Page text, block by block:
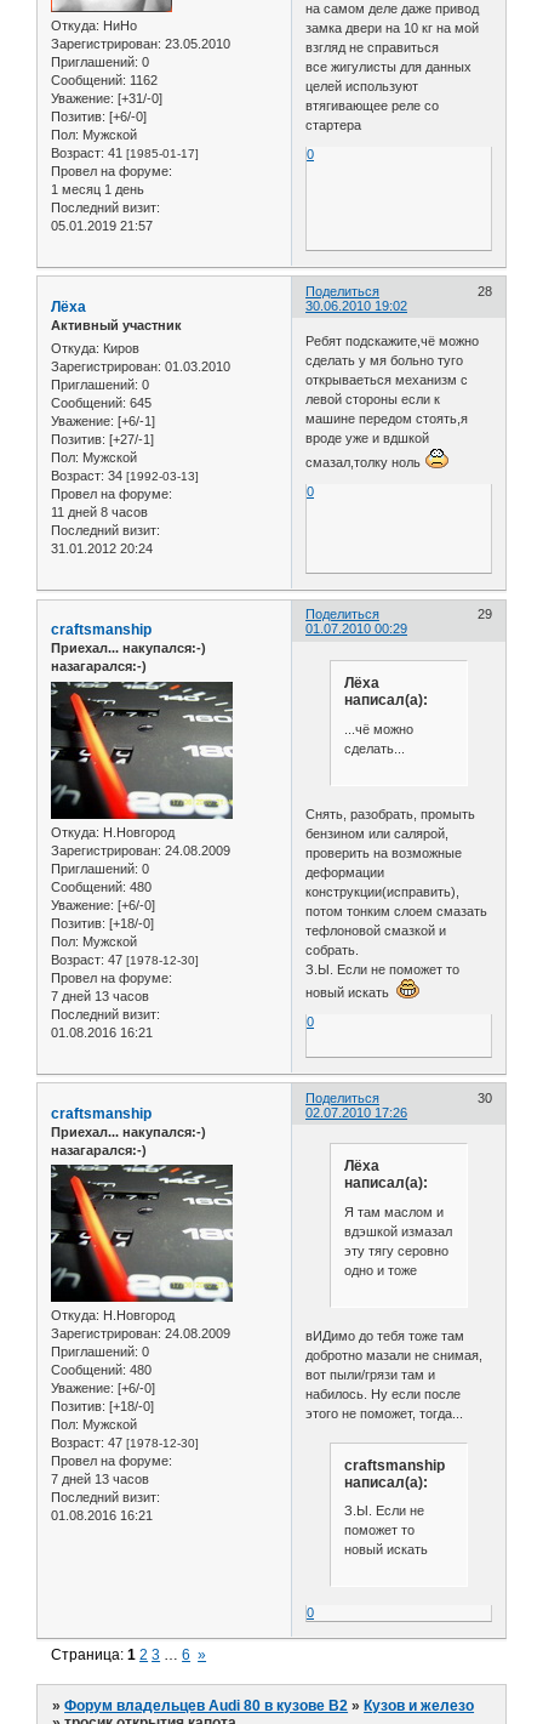
Откуда: НиНо
Зарегистрирован: 23.05.2010
Приглашений: 0
Сообщений: 1162
Уважение: [+31/-0]
Позитив: [+6/-0]
Пол: Мужской
Возраст: 41 [1985-01-17]
Провел на форуме:
1 месяц 1 день
Последний визит:
05.01.2019 21:57
на самом деле даже привод
замка двери на 10 кг на мой
взгляд не справиться
все жигулисты для данных
целей используют
втягивающее реле со
стартера
0
Поделиться
28
30.06.2010 19:02
Лёха
Активный участник
Откуда: Киров
Зарегистрирован: 01.03.2010
Приглашений: 0
Сообщений: 645
Уважение: [+6/-1]
Позитив: [+27/-1]
Пол: Мужской
Возраст: 34 [1992-03-13]
Провел на форуме:
11 дней 8 часов
Последний визит:
31.01.2012 20:24
Ребят подскажите,чё можно
сделать у мя больно туго
открываеться механизм с
левой стороны если к
машине передом стоять,я
вроде уже и вдшкой
смазал,толку ноль
0
Поделиться
29
01.07.2010 00:29
craftsmanship
Приехал... накупался:-)
назагарался:-)
Откуда: Н.Новгород
Зарегистрирован: 24.08.2009
Приглашений: 0
Сообщений: 480
Уважение: [+6/-0]
Позитив: [+18/-0]
Пол: Мужской
Возраст: 47 [1978-12-30]
Провел на форуме:
7 дней 13 часов
Последний визит:
01.08.2016 16:21
Лёха
написал(а):
...чё можно
сделать...
Снять, разобрать, промыть
бензином или салярой,
проверить на возможные
деформации
конструкции(исправить),
потом тонким слоем смазать
тефлоновой смазкой и
собрать.
З.Ы. Если не поможет то
новый искать
0
Поделиться
30
02.07.2010 17:26
craftsmanship
Приехал... накупался:-)
назагарался:-)
Откуда: Н.Новгород
Зарегистрирован: 24.08.2009
Приглашений: 0
Сообщений: 480
Уважение: [+6/-0]
Позитив: [+18/-0]
Пол: Мужской
Возраст: 47 [1978-12-30]
Провел на форуме:
7 дней 13 часов
Последний визит:
01.08.2016 16:21
Лёха
написал(а):
Я там маслом и
вдэшкой измазал
эту тягу серовно
одно и тоже
вИДимо до тебя тоже там
добротно мазали не снимая,
вот пыли/грязи там и
набилось. Ну если после
этого не поможет, тогда...
craftsmanship
написал(а):
З.Ы. Если не
поможет то
новый искать
0
Страница:1 2 3 … 6 »
»Форум владельцев Audi 80 в кузове В2 » Кузов и железо